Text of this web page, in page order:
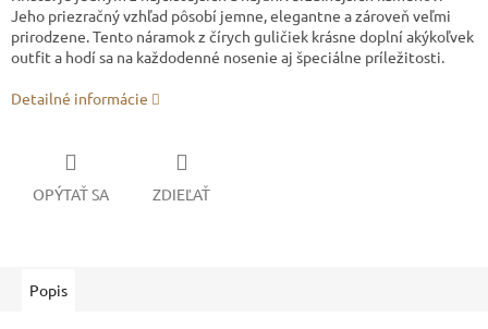
Jeho priezračný vzhľad pôsobí jemne, elegantne a zároveň veľmi
prirodzene. Tento náramok z čírych guličiek krásne doplní akýkoľvek
outfit a hodí sa na každodenné nosenie aj špeciálne príležitosti.
Detailné informácie
OPÝTAŤ SA ZDIEĽAŤ
Popis